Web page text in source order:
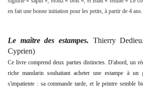
en fait une bonne initiation pour les petits, à partir de 4 ans.
Le maître des estampes. Thierry
Cyprien)
Ce livre comprend deux parties distinctes. D'abord, un
riche mandarin souhaitant acheter une estampe à un
s'impatiente : sa commande tarde, et le peintre semble